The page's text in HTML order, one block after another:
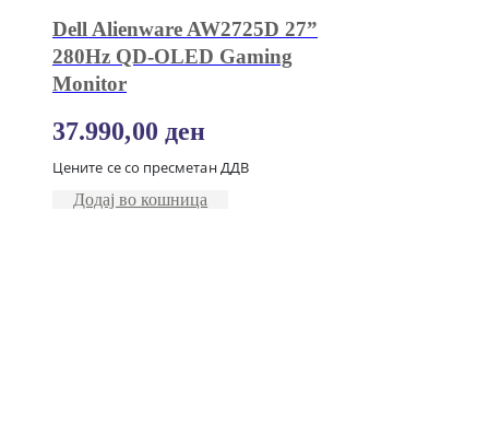
Dell Alienware AW2725D 27”
280Hz QD-OLED Gaming
Monitor
37.990,00 ден
Цените се со пресметан ДДВ
Додај во кошница